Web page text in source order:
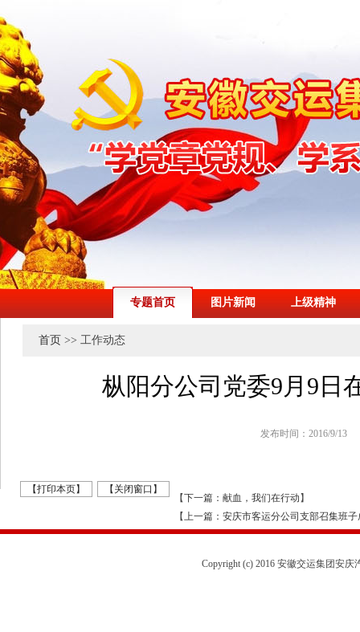
专题首页 图片新闻 上级精神
首页 >> 工作动态
枞阳分公司党委9月9日
发布时间：2016/9/13
【打印本页】 【关闭窗口】
【下一篇：献血，我们在行动 】
【上一篇：安庆市客运分公司支部召集班
Copyright (c) 2016 安徽交运集团安庆